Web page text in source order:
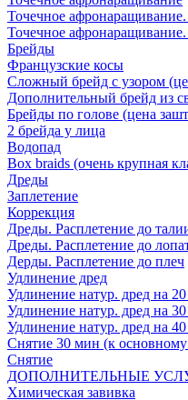
Точечное
Точечное
Брейды
Французские косы
Сложный брейд с узором
Дополнительный брейд из
Брейды по голове (цена
2 брейда у лица
Водопад
Box braids (очень крупная
Дреды
Заплетение
Коррекция
Дреды. Расплетение до
Дреды. Расплетение до
Дерды. Расплетение до плеч
Удлинение дред
Удлинение натур. дред на
Удлинение натур. дред на
Удлинение натур. дред на
Снятие 30 мин (к
Снятие
ДОПОЛНИТЕЛЬНЫЕ
Химическая завивка